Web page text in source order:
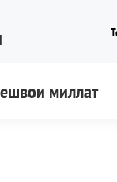
миллат